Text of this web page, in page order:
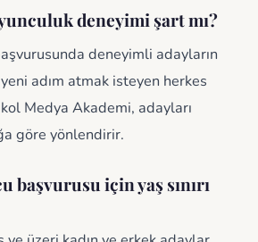
deneyimi şart mı?
deneyimli adayların
adım atmak isteyen herkes
Medya Akademi, adayları
göre yönlendirir.
başvurusu için yaş sınırı